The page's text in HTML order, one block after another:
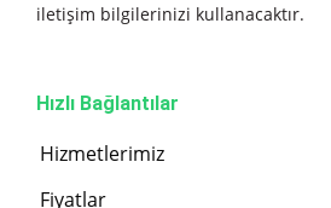
iletişim bilgilerinizi kullanacaktır.
Hızlı Bağlantılar
Hizmetlerimiz
Fiyatlar